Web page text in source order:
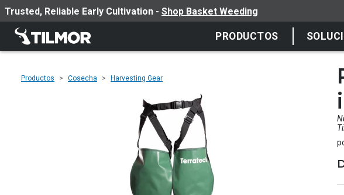
Trusted, Reliable Early Cultivation - Shop Basket Weeding
PRODUCTOS
Productos Cosecha Harvesting Gear